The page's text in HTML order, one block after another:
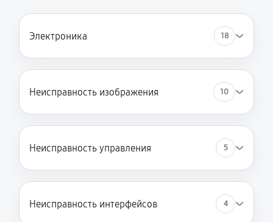
Электроника 18
Неисправность изображения 10
Неисправность управления 5
Неисправность интерфейсов 4